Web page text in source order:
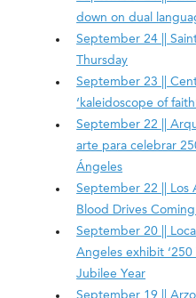
down on dual
September 24 ||
Thursday
September 23 ||
‘kaleidoscope of
September 22 ||
arte para celebrar
Ángeles
September 22 || Los
Blood Drives
September 20 ||
Angeles exhibit ‘250
Jubilee Year